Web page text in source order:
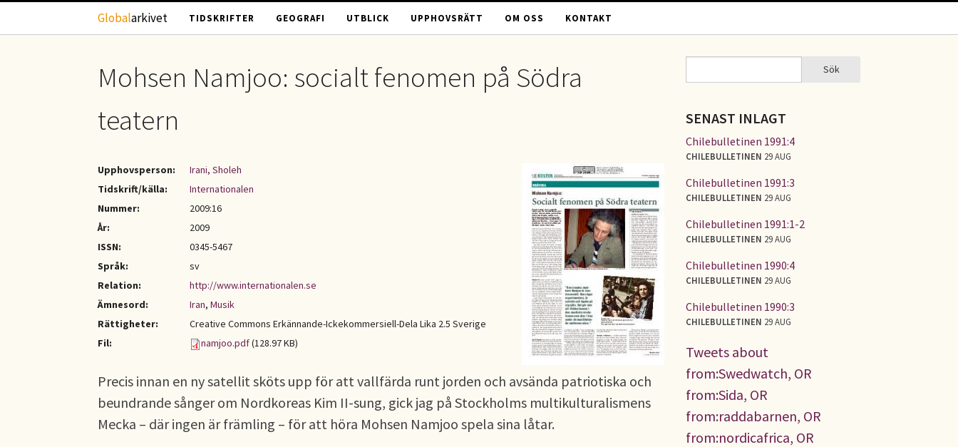
Hoppa till huvudinnehåll
Globalarkivet TIDSKRIFTER GEOGRAFI UTBLICK UPPHOVSRÄTT OM OSS KONTAKT
Mohsen Namjoo: socialt fenomen på Södra
teatern
Upphovsperson:
Irani, Sholeh
Tidskrift/källa:
Internationalen
Nummer:
2009:16
År:
2009
ISSN:
0345-5467
Språk:
sv
Relation:
http://www.internationalen.se
Ämnesord:
Iran, Musik
Rättigheter:
Creative Commons Erkännande-Ickekommersiell-Dela Lika 2.5 Sverige
Fil:
namjoo.pdf(128.97 KB)
Precis innan en ny satellit sköts upp för att vallfärda runt jorden och avsända patriotiska och
beundrande sånger om Nordkoreas Kim II-sung, gick jag på Stockholms multikulturalismens
Mecka – där ingen är främling – för att höra Mohsen Namjoo spela sina låtar.
SÖKFORMULÄR Sök
SENAST INLAGT
Chilebulletinen 1991:4
CHILEBULLETINEN 29 AUG
Chilebulletinen 1991:3
CHILEBULLETINEN 29 AUG
Chilebulletinen 1991:1-2
CHILEBULLETINEN 29 AUG
Chilebulletinen 1990:4
CHILEBULLETINEN 29 AUG
Chilebulletinen 1990:3
CHILEBULLETINEN 29 AUG
Tweets about
from:Swedwatch, OR
from:Sida, OR
from:raddabarnen, OR
from:nordicafrica, OR